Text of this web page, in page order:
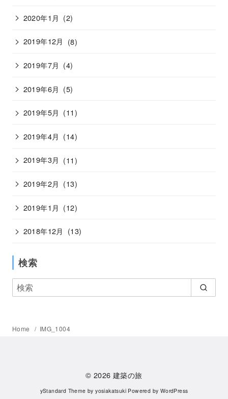
2020年1月 (2)
2019年12月 (8)
2019年7月 (4)
2019年6月 (5)
2019年5月 (11)
2019年4月 (14)
2019年3月 (11)
2019年2月 (13)
2019年1月 (12)
2018年12月 (13)
検索
Home IMG_1004
© 2026建築の旅
yStandard Theme byyosiakatsuki Powered by WordPress